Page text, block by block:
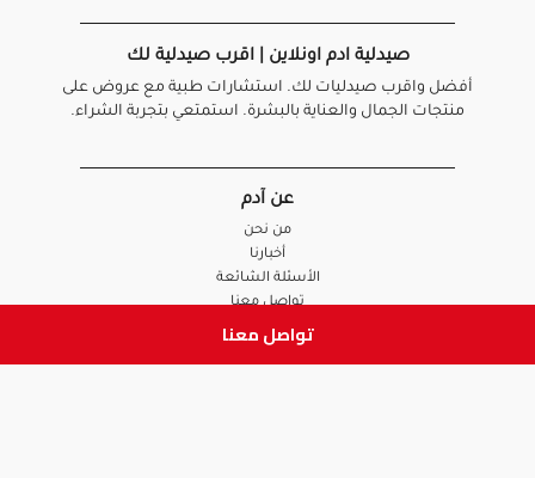
تواصل معنا
صيدلية ادم اونلاين | اقرب صيدلية لك
أفضل واقرب صيدليات لك. استشارات طبية مع عروض على
منتجات الجمال والعناية بالبشرة. استمتعي بتجربة الشراء.
عن آدم
من نحن
أخبارنا
الأسئلة الشائعة
تواصل معنا